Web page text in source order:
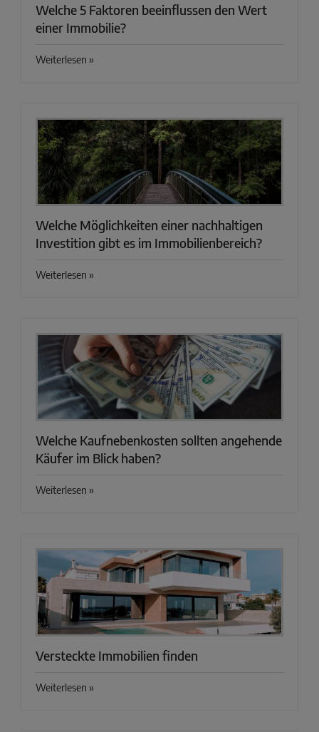
Welche 5 Faktoren beeinflussen den Wert
einer Immobilie?
Weiterlesen »
Welche Möglichkeiten einer nachhaltigen
Investition gibt es im Immobilienbereich?
Weiterlesen »
Welche Kaufnebenkosten sollten angehende
Käufer im Blick haben?
Weiterlesen »
Versteckte Immobilien finden
Weiterlesen »